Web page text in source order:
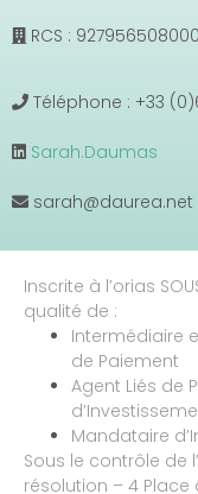
RCS :
Téléphone : +33
Sarah.Daumas
sarah@daurea.net
Inscrite à l’orias
qualité de :
Intermédiaire
de Paiement
Agent Liés de
Mandataire
Sous le contrôle de
résolution – 4 Place